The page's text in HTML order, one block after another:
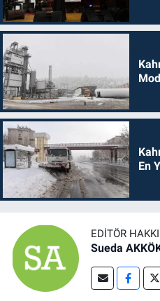
En
EDITÖR
Sueda